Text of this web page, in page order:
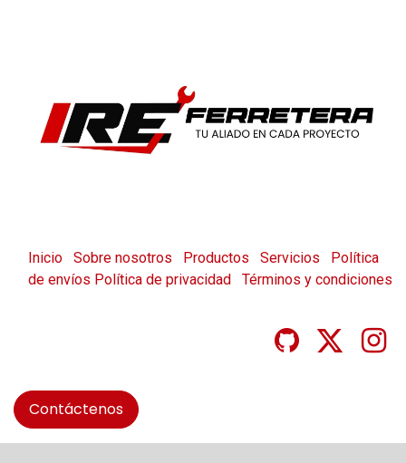
Inicio Sobre nosotros Productos Servicios
Política
de envíos Política de privacidad Términos y condiciones
Contáctenos